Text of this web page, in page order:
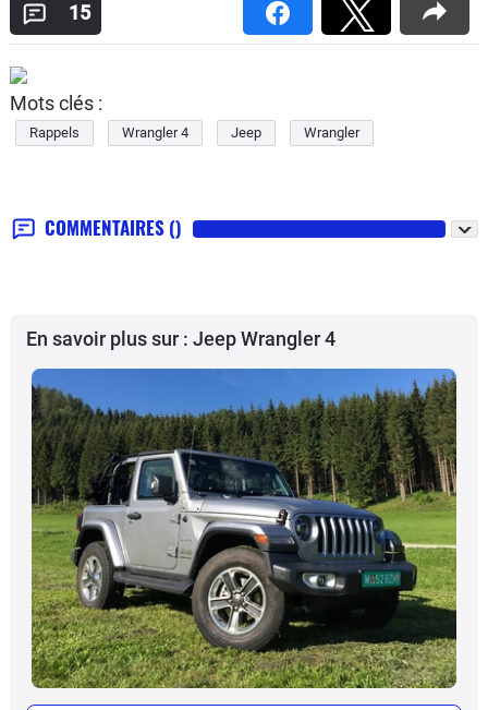
15
Mots clés :
Rappels Wrangler 4 Jeep Wrangler
COMMENTAIRES ()
En savoir plus sur : Jeep Wrangler 4